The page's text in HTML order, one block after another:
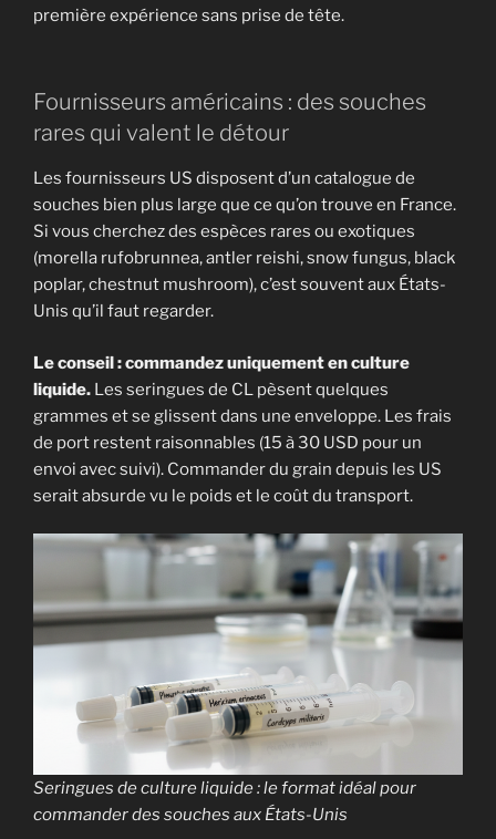
première expérience sans prise de tête.
Fournisseurs américains : des souches
rares qui valent le détour
Les fournisseurs US disposent d’un catalogue de
souches bien plus large que ce qu’on trouve en France.
Si vous cherchez des espèces rares ou exotiques
(morella rufobrunnea, antler reishi, snow fungus, black
poplar, chestnut mushroom), c’est souvent aux États-
Unis qu’il faut regarder.
Le conseil : commandez uniquement en culture
liquide. Les seringues de CL pèsent quelques
grammes et se glissent dans une enveloppe. Les frais
de port restent raisonnables (15 à 30 USD pour un
envoi avec suivi). Commander du grain depuis les US
serait absurde vu le poids et le coût du transport.
Seringues de culture liquide : le format idéal pour
commander des souches aux États-Unis